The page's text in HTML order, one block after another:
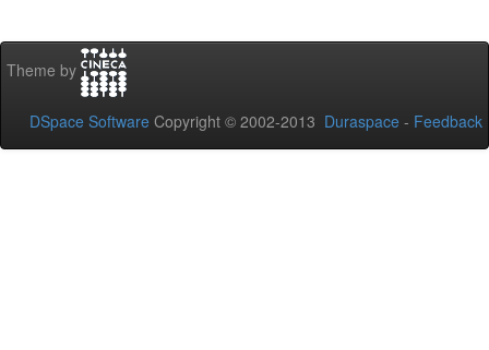
Theme by
DSpace Software Copyright © 2002-2013 Duraspace - Feedback